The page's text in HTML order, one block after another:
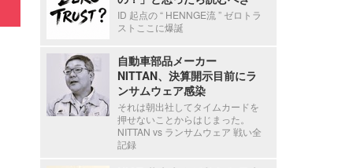
ID 起点の “ HENNGE流 ” ゼロトラ
ストここに爆誕
自動車部品メーカー
NITTAN、決算開示目前にラ
ンサムウェア感染
それは朝出社してタイムカードを
押せないことからはじまった。
NITTAN vs ランサムウェア 戦い全
記録